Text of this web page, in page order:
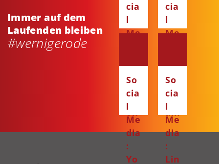
Immer auf dem
Laufenden bleiben
#wernigerode
cia
l
Me
ce
bo
ok
cia
l
Me
ta
gr
am
So
cia
l
Me
dia
:
Yo
So
cia
l
Me
dia
:
Lin